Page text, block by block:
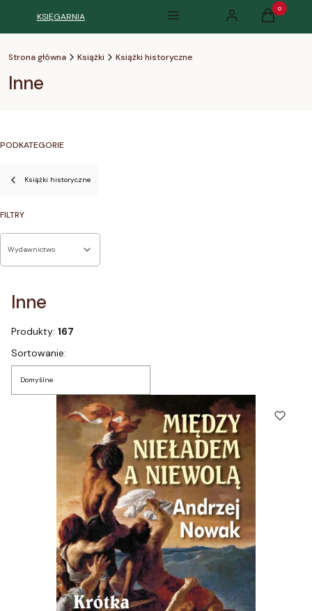
KSIĘGARNIA Menu Zaloguj się Produkty w
Koszyk
Strona główna Książki Książki historyczne
Inne
PODKATEGORIE
Książki historyczne
FILTRY
Wydawnictwo
Inne
Produkty: 167
Lista produktów
Sortowanie:
Domyślne